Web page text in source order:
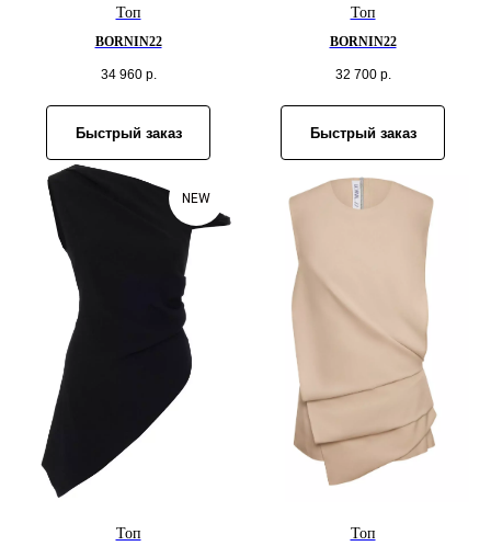
Топ
BORNIN22
34 960 р.
Быстрый заказ
Топ
BORNIN22
32 700 р.
Быстрый заказ
NEW
Топ Топ